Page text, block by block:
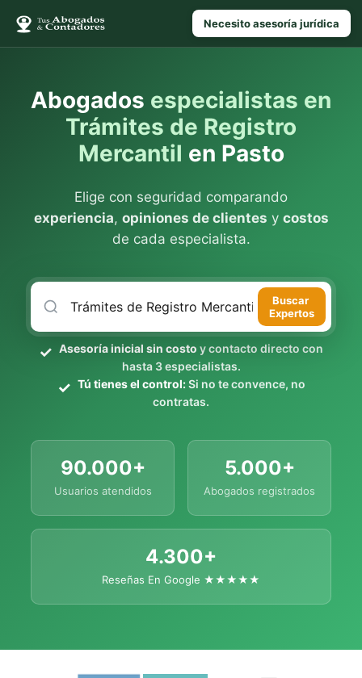
Necesito asesoría jurídica
Abogados especialistas en
Trámites de Registro
Mercantil en Pasto
Elige con seguridad comparando
experiencia, opiniones de clientes y costos
de cada especialista.
Buscar
Expertos
Asesoría inicial sin costo y contacto directo con
hasta 3 especialistas.
Tú tienes el control:Si no te convence, no
contratas.
90.000+
Usuarios atendidos
5.000+
Abogados registrados
4.300+
Reseñas En Google ★★★★★